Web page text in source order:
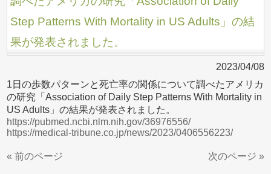
Step Patterns With Mortality in US Adults」の結
果が発表されました。
2023/04/08
1日の歩数パターンと死亡率の関係について調べたアメリカ
の研究「Association of Daily Step Patterns With Mortality in
US Adults」の結果が発表されました。
https://pubmed.ncbi.nlm.nih.gov/36976556/
https://medical-tribune.co.jp/news/2023/0406556223/
« 前のページ 次のページ »